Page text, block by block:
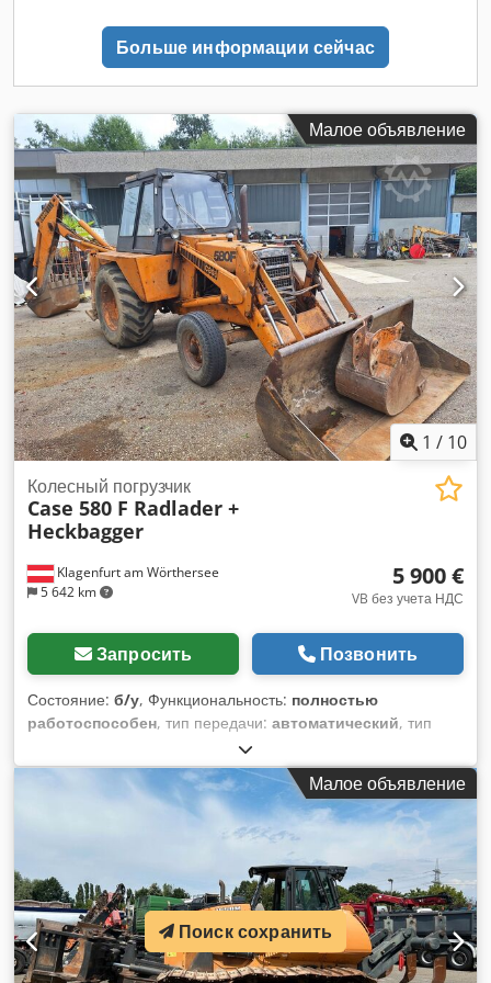
в описании. * Возможны ошибки и предварительная
продажа. * Прием техники в зачёт возможен! * Купля-
продажа техники осуществляется исключительно на
подробную информацию, а также наши общие условия
(AGB) смотрите на нашем сайте. Dedeyn Nfwopfx Amfsck
Больше информации сейчас
Малое объявление
1 / 10
Klagenfurt am Wörthersee
5 642 km
Колесный погрузчик
Case 580 F Radlader +
Heckbagger
5 900 €
VB без учета НДС
Запросить Позвонить
Состояние: б/у, Функциональность: полностью
работоспособен, тип передачи: автоматический, тип
, эксплуатационная масса:
конфигурация осей:4x2, первая регистрация:10/1977, Год
, Оборудование: гидравлика,
Малое объявление
Поиск сохранить